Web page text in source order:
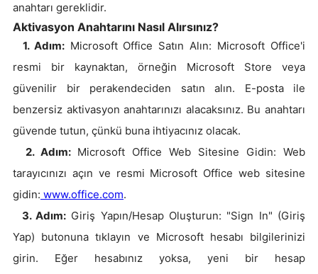
anahtarı gereklidir.
Aktivasyon Anahtarını Nasıl Alırsınız?
1. Adım:Microsoft Office Satın Alın: Microsoft Office'i
resmi bir kaynaktan, örneğin Microsoft Store veya
güvenilir bir perakendeciden satın alın. E-posta ile
benzersiz aktivasyon anahtarınızı alacaksınız. Bu anahtarı
güvende tutun, çünkü buna ihtiyacınız olacak.
2. Adım: Microsoft Office Web Sitesine Gidin: Web
tarayıcınızı açın ve resmi Microsoft Office web sitesine
gidin: www.office.com.
3. Adım: Giriş Yapın/Hesap Oluşturun: "Sign In" (Giriş
Yap) butonuna tıklayın ve Microsoft hesabı bilgilerinizi
girin. Eğer hesabınız yoksa, yeni bir hesap